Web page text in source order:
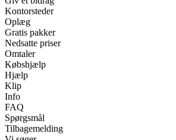
Kontorsteder
Oplæg
Gratis pakker
Nedsatte priser
Omtaler
Købshjælp
Hjælp
Klip
Info
FAQ
Spørgsmål
Tilbagemelding